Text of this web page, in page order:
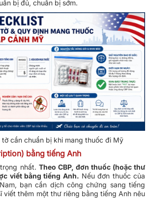
bị đủ, chuẩn bị sớm.
cần chuẩn bị khi mang thuốc đi Mỹ
bằng tiếng Anh
nhất. Theo CBP, đơn thuốc (hoặc thư
viết bằng tiếng Anh. Nếu đơn thuốc của
bạn cần dịch công chứng sang tiếng
viết thêm một thư riêng bằng tiếng Anh nêu